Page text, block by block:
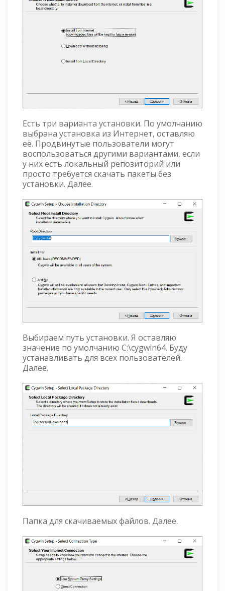
Есть три варианта установки. По умолчанию
выбрана установка из Интернет, оставляю
её. Продвинутые пользователи могут
воспользоваться другими вариантами, если
у них есть локальный репозиторий или
просто требуется скачать пакеты без
установки. Далее.
Выбираем путь установки. Я оставляю
значение по умолчанию C:\cygwin64. Буду
устанавливать для всех пользователей.
Далее.
Папка для скачиваемых файлов. Далее.